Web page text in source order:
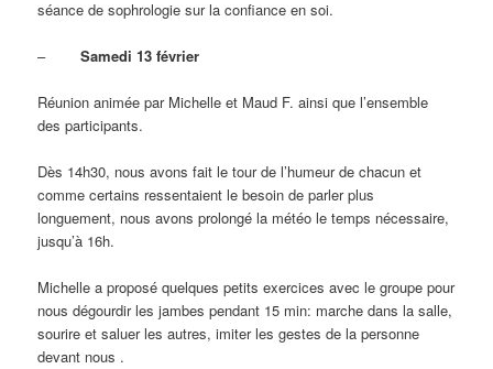
séance de sophrologie sur la confiance en soi.
–Samedi 13 février
Réunion animée par Michelle et Maud F. ainsi que l’ensemble
des participants.
Dès 14h30, nous avons fait le tour de l’humeur de chacun et
comme certains ressentaient le besoin de parler plus
longuement, nous avons prolongé la météo le temps nécessaire,
jusqu’à 16h.
Michelle a proposé quelques petits exercices avec le groupe pour
nous dégourdir les jambes pendant 15 min: marche dans la salle,
sourire et saluer les autres, imiter les gestes de la personne
devant nous .